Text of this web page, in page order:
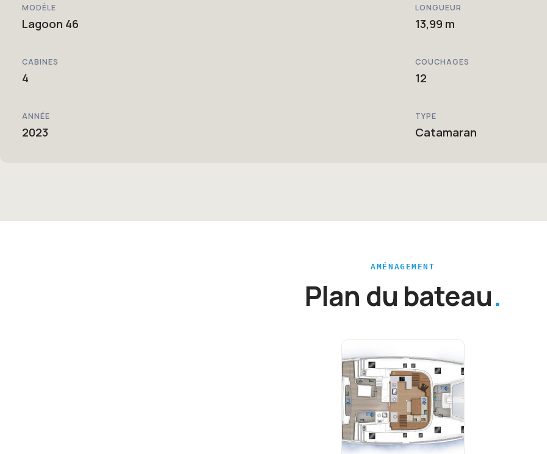
MODÈLE
Lagoon 46
LONGUEUR
13,99 m
CABINES
4
COUCHAGES
12
ANNÉE
2023
TYPE
Catamaran
AMÉNAGEMENT
Plan du bateau